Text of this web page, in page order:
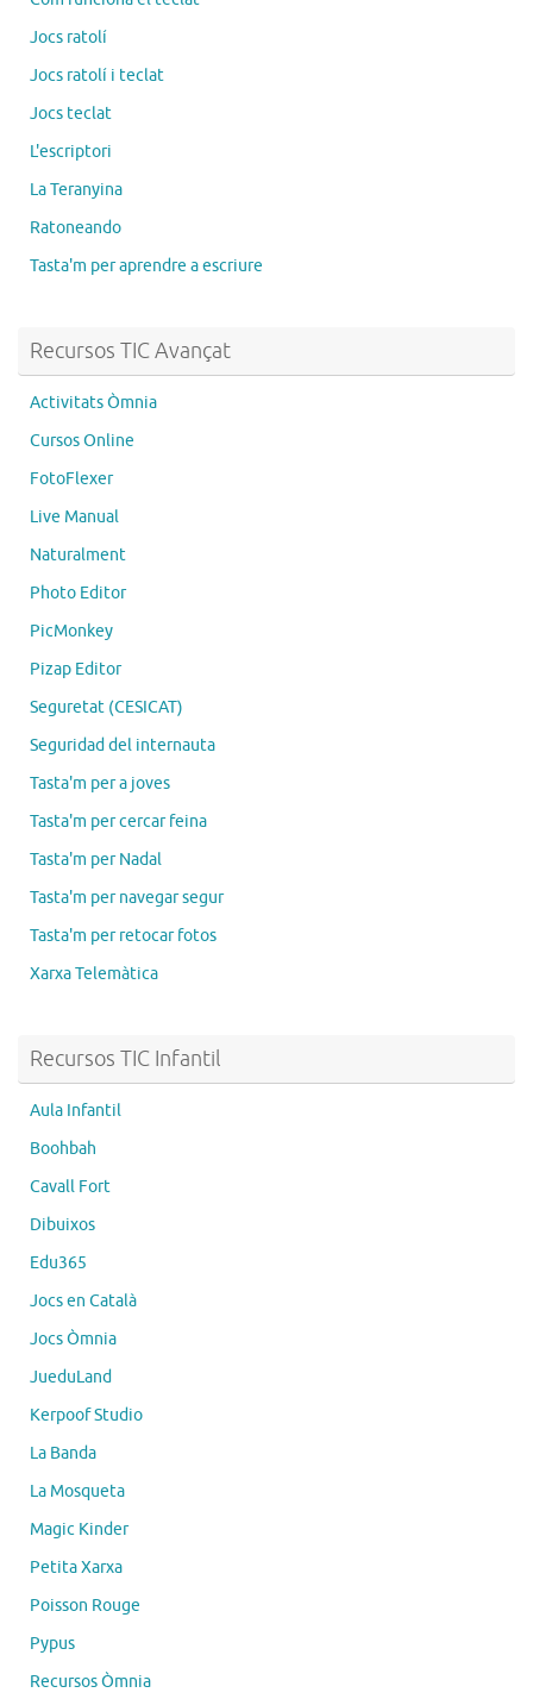
Jocs ratolí
Jocs ratolí i teclat
Jocs teclat
L'escriptori
La Teranyina
Ratoneando
Tasta'm per aprendre a escriure
Recursos TIC Avançat
Activitats Òmnia
Cursos Online
FotoFlexer
Live Manual
Naturalment
Photo Editor
PicMonkey
Pizap Editor
Seguretat (CESICAT)
Seguridad del internauta
Tasta'm per a joves
Tasta'm per cercar feina
Tasta'm per Nadal
Tasta'm per navegar segur
Tasta'm per retocar fotos
Xarxa Telemàtica
Recursos TIC Infantil
Aula Infantil
Boohbah
Cavall Fort
Dibuixos
Edu365
Jocs en Català
Jocs Òmnia
JueduLand
Kerpoof Studio
La Banda
La Mosqueta
Magic Kinder
Petita Xarxa
Poisson Rouge
Pypus
Recursos Òmnia